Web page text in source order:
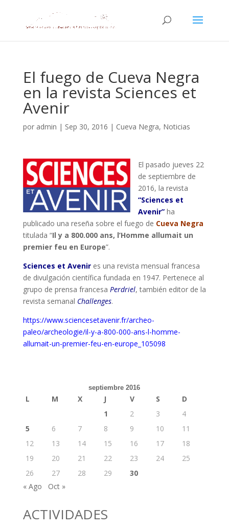
El fuego de Cueva Negra
en la revista Sciences et
Avenir
por admin | Sep 30, 2016 | Cueva Negra, Noticias
El pasado jueves 22
de septiembre de
2016, la revista
“Sciences et
Avenir”ha
publicado una reseña sobre el fuego de Cueva Negra
titulada “Il y a 800.000 ans, l’Homme allumait un
premier feu en Europe”.
Sciences et Avenires una revista mensual francesa
de divulgación científica fundada en 1947. Pertenece al
grupo de prensa francesa Perdriel, también editor de la
revista semanal Challenges.
https://www.sciencesetavenir.fr/archeo-
paleo/archeologie/il-y-a-800-000-ans-l-homme-
allumait-un-premier-feu-en-europe_105098
septiembre 2016
L M X J V S
D
1
2 3
4
5
6 7 8 9 10
11
12
13 14 15 16 17
18
19
20 21 22 23 24
25
26
27 28 29
30
« Ago
Oct »
ACTIVIDADES